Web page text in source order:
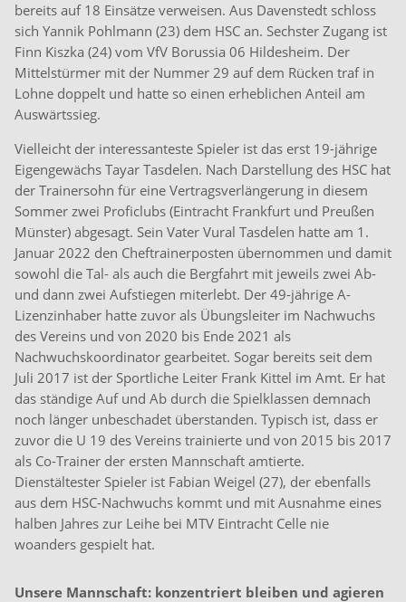
bereits auf 18 Einsätze verweisen. Aus Davenstedt schloss
sich Yannik Pohlmann (23) dem HSC an. Sechster Zugang ist
Finn Kiszka (24) vom VfV Borussia 06 Hildesheim. Der
Mittelstürmer mit der Nummer 29 auf dem Rücken traf in
Lohne doppelt und hatte so einen erheblichen Anteil am
Auswärtssieg.
Vielleicht der interessanteste Spieler ist das erst 19-jährige
Eigengewächs Tayar Tasdelen. Nach Darstellung des HSC hat
der Trainersohn für eine Vertragsverlängerung in diesem
Sommer zwei Proficlubs (Eintracht Frankfurt und Preußen
Münster) abgesagt. Sein Vater Vural Tasdelen hatte am 1.
Januar 2022 den Cheftrainerposten übernommen und damit
sowohl die Tal- als auch die Bergfahrt mit jeweils zwei Ab-
und dann zwei Aufstiegen miterlebt. Der 49-jährige A-
Lizenzinhaber hatte zuvor als Übungsleiter im Nachwuchs
des Vereins und von 2020 bis Ende 2021 als
Nachwuchskoordinator gearbeitet. Sogar bereits seit dem
Juli 2017 ist der Sportliche Leiter Frank Kittel im Amt. Er hat
das ständige Auf und Ab durch die Spielklassen demnach
noch länger unbeschadet überstanden. Typisch ist, dass er
zuvor die U 19 des Vereins trainierte und von 2015 bis 2017
als Co-Trainer der ersten Mannschaft amtierte.
Dienstältester Spieler ist Fabian Weigel (27), der ebenfalls
aus dem HSC-Nachwuchs kommt und mit Ausnahme eines
halben Jahres zur Leihe bei MTV Eintracht Celle nie
woanders gespielt hat.
Unsere Mannschaft: konzentriert bleiben und agieren